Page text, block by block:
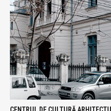
CENTRUL DE CULTURĂ